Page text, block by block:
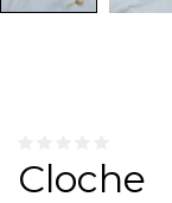
Cloche